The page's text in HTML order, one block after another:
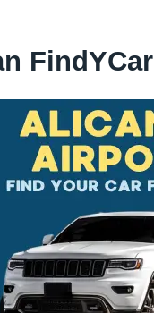
FindYCar